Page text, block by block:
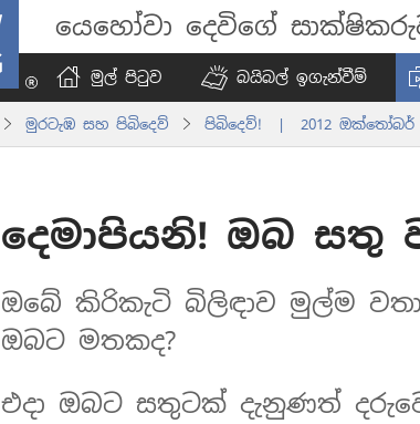
යෙහෝවා දෙවිගේ
මුල් පිටුව බයිබල් ඉගැන්වීම්
මුරටැඹ සහ පිබිදෙව් පිබිදෙව්! | 2012 ඔක්තෝබර්
දෙමාපියනි! ඔබ සතු
ඔබේ කිරිකැටි බිලිඳාව මුල්ම
ඔබට මතකද?
එදා ඔබට සතුටක් දැනුණත්